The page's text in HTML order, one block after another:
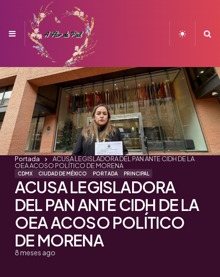
Menu
CDMX CIUDAD DE MÉXICO PORTADA PRINCIPAL
ACUSA LEGISLADORA
DEL PAN ANTE CIDH DE LA
OEA ACOSO POLÍTICO
DE MORENA
8 meses ago
Portada
ACUSA LEGISLADORA DEL PAN ANTE CIDH DE LA
OEA ACOSO POLÍTICO DE MORENA